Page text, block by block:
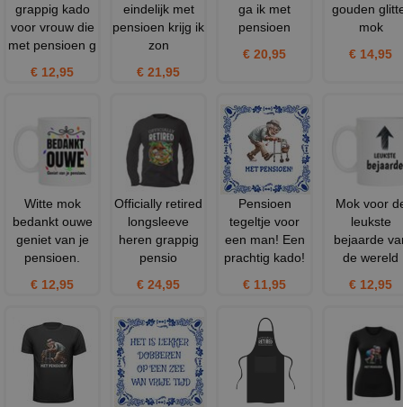
grappig kado
voor vrouw die
met pensioen g
€ 12,95
eindelijk met
pensioen krijg ik
zon
€ 21,95
ga ik met
pensioen
€ 20,95
gouden
mok
€ 14,95
Witte mok
bedankt ouwe
geniet van je
pensioen.
€ 12,95
Officially retired
longsleeve
heren grappig
pensio
€ 24,95
Pensioen
tegeltje voor
een man! Een
prachtig kado!
€ 11,95
Mok voor
leukste
bejaarde
de wereld
€ 12,95